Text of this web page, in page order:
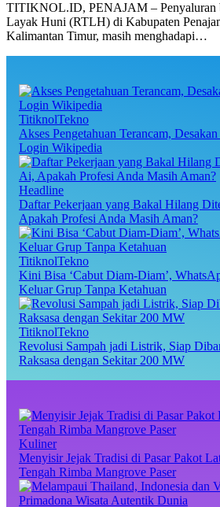
TITIKNOL.ID, PENAJAM – Penyaluran
Layak Huni (RTLH) di Kabupaten
Kalimantan Timur, masih menghadapi…
TitiknolTekno
Akses Pengetahuan Terancam,
Login Wikipedia
Headline
Daftar Pekerjaan yang Bakal Hilang
Apakah Profesi Anda Masih Aman?
TitiknolTekno
Kini Bisa ‘Cabut Diam-Diam’,
Keluar Grup Tanpa Ketahuan
TitiknolTekno
Revolusi Sampah jadi Listrik, Siap
Raksasa dengan Sekitar 200 MW
Kuliner
Menyisir Jejak Tradisi di Pasar Pakot
Tengah Rimba Mangrove Paser